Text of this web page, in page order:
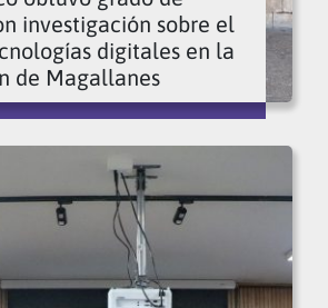
investigación sobre el
digitales en la
de Magallanes